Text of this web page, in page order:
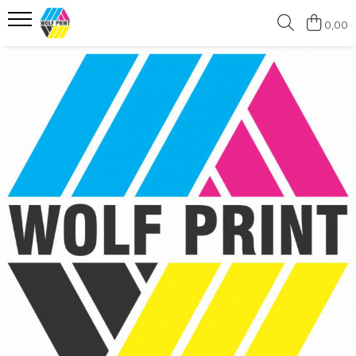
Produse Categorii
Print Outdoor
Stickere pentru Produse Bio &
Stickere personalizate printate
si decupate
Stickere copii
Stickere educationale
Stickere decorative
Stickere personalizate
Carti de Vizita
Sisteme de Afisare
Placute Gravate Personalizate
Placute Informative
0,00